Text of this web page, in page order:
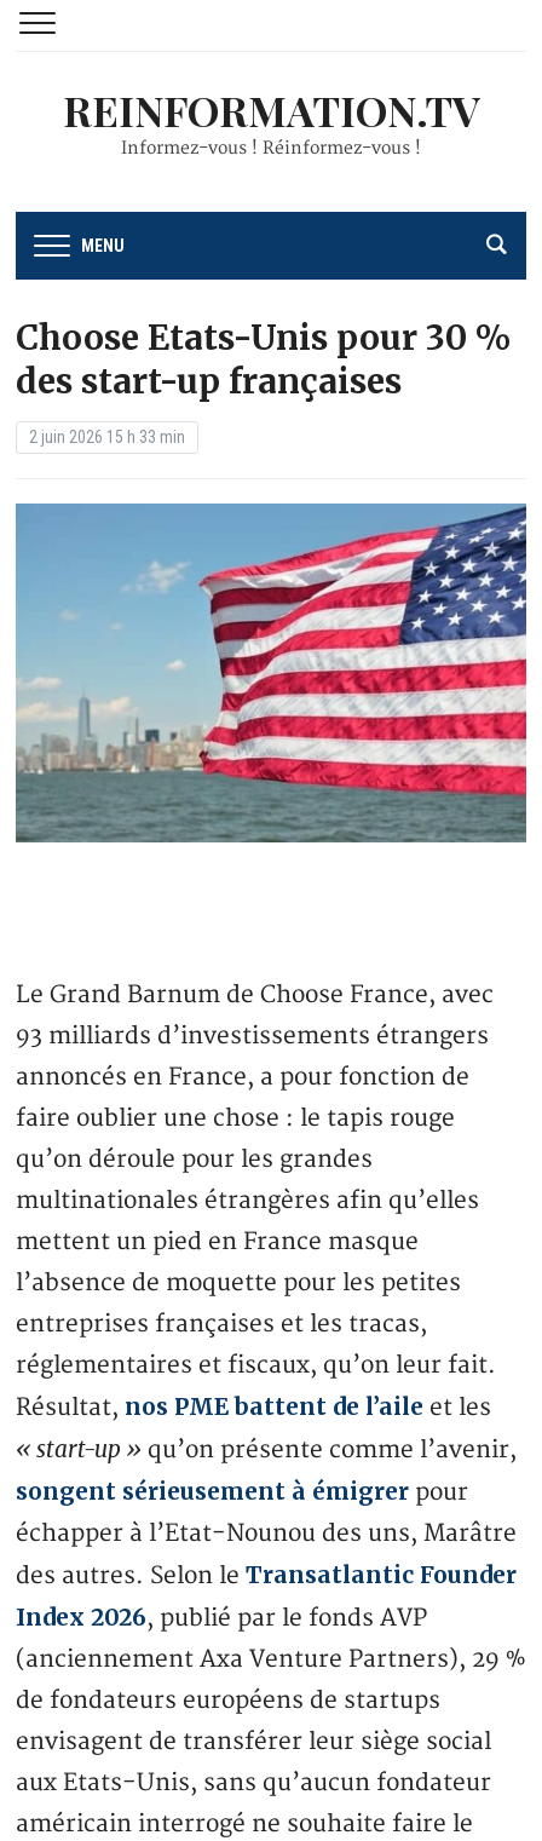
REINFORMATION.TV
Informez-vous ! Réinformez-vous !
MENU
Choose Etats-Unis pour 30 %
des start-up françaises
2 juin 2026 15 h 33 min
Le Grand Barnum de Choose France, avec
93 milliards d’investissements étrangers
annoncés en France, a pour fonction de
faire oublier une chose : le tapis rouge
qu’on déroule pour les grandes
multinationales étrangères afin qu’elles
mettent un pied en France masque
l’absence de moquette pour les petites
entreprises françaises et les tracas,
réglementaires et fiscaux, qu’on leur fait.
Résultat, nos PME battent de l’aile et les
« start-up » qu’on présente comme l’avenir,
songent sérieusement à émigrer pour
échapper à l’Etat-Nounou des uns, Marâtre
des autres. Selon leTransatlantic Founder
Index 2026, publié par le fonds AVP
(anciennement Axa Venture Partners), 29 %
de fondateurs européens de startups
envisagent de transférer leur siège social
aux Etats-Unis, sans qu’aucun fondateur
américain interrogé ne souhaite faire le